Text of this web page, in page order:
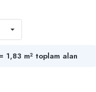
1,83 m² toplam alan